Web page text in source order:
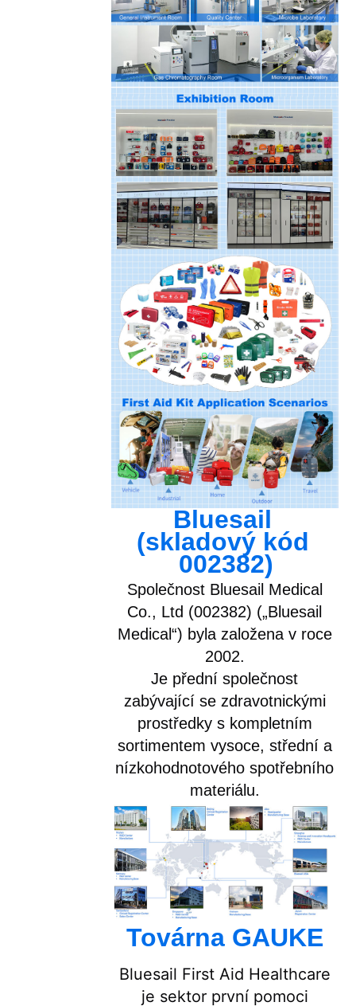
Bluesail
(skladový kód
002382)
Společnost Bluesail Medical
Co., Ltd (002382) („Bluesail
Medical“) byla založena v roce
2002.
Je přední společnost
zabývající se zdravotnickými
prostředky s kompletním
sortimentem vysoce, střední a
nízkohodnotového spotřebního
materiálu.
Továrna GAUKE
Bluesail First Aid Healthcare
je sektor první pomoci